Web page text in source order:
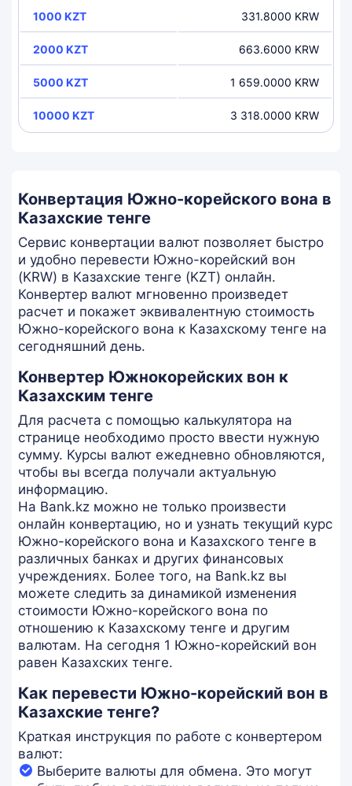
1000 KZT 331.8000 KRW
2000 KZT 663.6000 KRW
5000 KZT 1 659.0000 KRW
10000 KZT 3 318.0000 KRW
Конвертация Южно-корейского вона в
Казахские тенге
Сервис конвертации валют позволяет быстро
и удобно перевести Южно-корейский вон
(KRW) в Казахские тенге (KZT) онлайн.
Конвертер валют мгновенно произведет
расчет и покажет эквивалентную стоимость
Южно-корейского вона к Казахскому тенге на
сегодняшний день.
Конвертер Южнокорейских вон к
Казахским тенге
Для расчета с помощью калькулятора на
странице необходимо просто ввести нужную
сумму. Курсы валют ежедневно обновляются,
чтобы вы всегда получали актуальную
информацию.
На Bank.kz можно не только произвести
онлайн конвертацию, но и узнать текущий курс
Южно-корейского вона и Казахского тенге в
различных банках и других финансовых
учреждениях. Более того, на Bank.kz вы
можете следить за динамикой изменения
стоимости Южно-корейского вона по
отношению к Казахскому тенге и другим
валютам. На сегодня 1 Южно-корейский вон
равен Казахских тенге.
Как перевести Южно-корейский вон в
Казахские тенге?
Краткая инструкция по работе с конвертером
валют:
Выберите валюты для обмена. Это могут